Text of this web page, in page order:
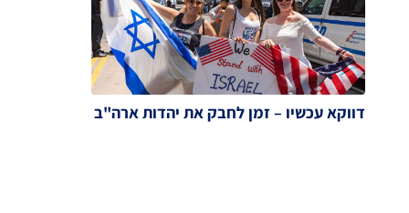
דווקא עכשיו – זמן לחבק את יהדות ארה"ב